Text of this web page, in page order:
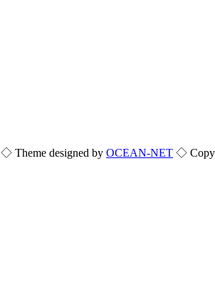
◇ Theme designed by OCEAN-NET ◇